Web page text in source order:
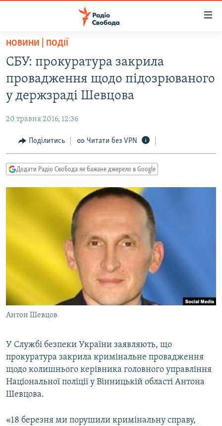
Перейти
основного
матеріалу
Перейти
до
основної
навігації
Перейти
до
пошуку
ВСЕ ЗА ДОБУ
СТАТТІ
ЕКОНОМІКА
СУСПІЛЬСТВО
РОСІЙСЬКА «ФІЛЬТРАЦІЯ»
ДОНБАС.РЕАЛІЇ
ТИ ЯК?
КИТАЙ.ВИКЛИКИ
СПЕЦПРОЄКТИ
КРИМ РЕАЛІЇ
УКР
КТАТ
ДОЛУЧАЙСЯ!
НОВИНИ | ПОДІЇ
СБУ: прокуратура закрила
провадження щодо підозрюваного
у держзраді Шевцова
20 травня 2016, 12:36
Поділитись Читати без VPN
Додати Радіо Свобода як бажане джерело в Google
Антон Шевцов
У Службі безпеки України заявляють, що
прокуратура закрила кримінальне провадження
щодо колишнього керівника головного управління
Національної поліції у Вінницькій області Антона
Шевцова.
«18 березня ми порушили кримінальну справу,